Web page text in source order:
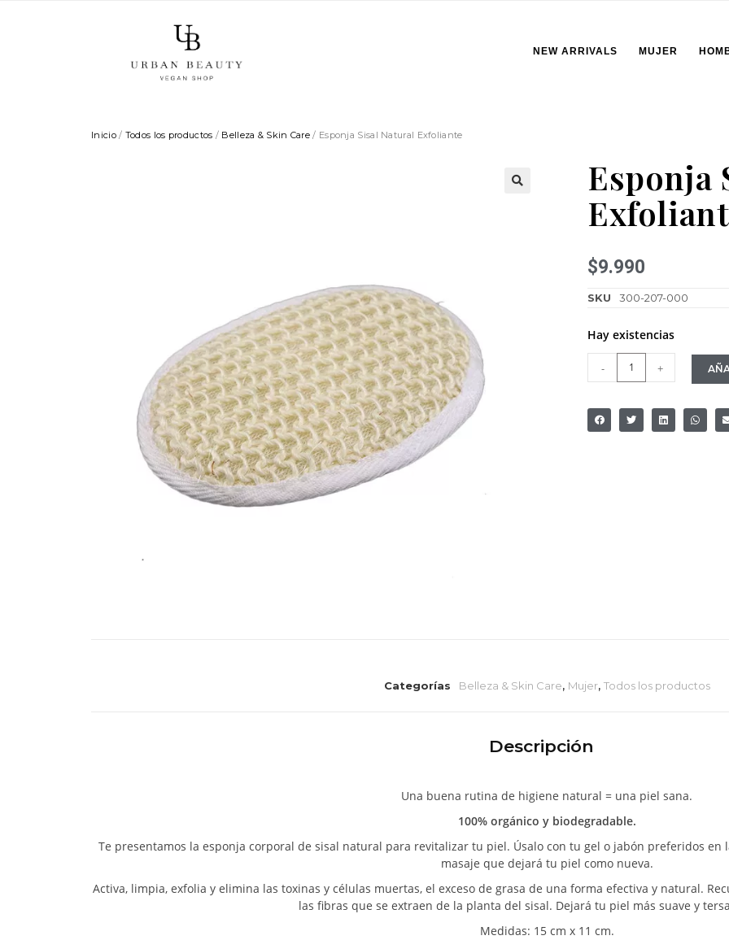
NEW ARRIVALS MUJER
Inicio/ Todos los productos / Belleza & Skin Care / Esponja Sisal Natural Exfoliante
Esponja
$9.990
SKU 300-207-000
Hay existencias
- +
Categorías Belleza & Skin Care, Mujer, Todos los productos
Descripción
Una buena rutina de higiene natural = una piel sana.
100% orgánico y biodegradable.
Te presentamos la esponja corporal de sisal natural para revitalizar tu piel. Úsalo con tu gel o jabón preferidos
masaje que dejará tu piel como nueva.
Activa, limpia, exfolia y elimina las toxinas y células muertas, el exceso de grasa de una forma efectiva y natural.
las fibras que se extraen de la planta del sisal. Dejará tu piel más suave y
Medidas: 15 cm x 11 cm.